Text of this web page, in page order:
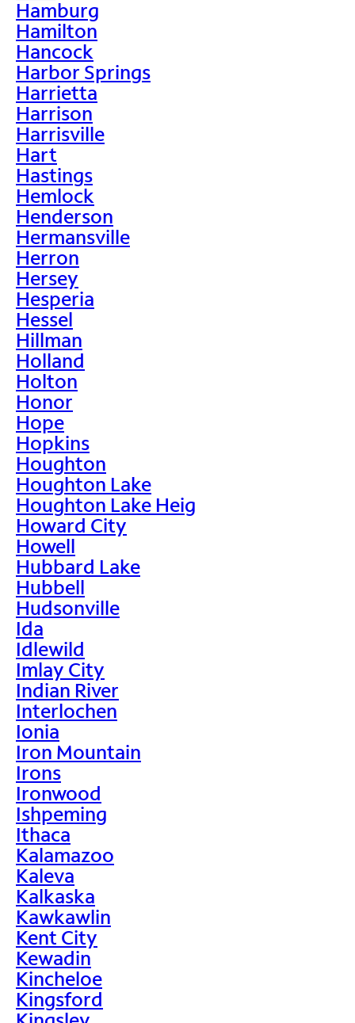
Hamburg
Hamilton
Hancock
Harbor Springs
Harrietta
Harrison
Harrisville
Hart
Hastings
Hemlock
Henderson
Hermansville
Herron
Hersey
Hesperia
Hessel
Hillman
Holland
Holton
Honor
Hope
Hopkins
Houghton
Houghton Lake
Houghton Lake Heig
Howard City
Howell
Hubbard Lake
Hubbell
Hudsonville
Ida
Idlewild
Imlay City
Indian River
Interlochen
Ionia
Iron Mountain
Irons
Ironwood
Ishpeming
Ithaca
Kalamazoo
Kaleva
Kalkaska
Kawkawlin
Kent City
Kewadin
Kincheloe
Kingsford